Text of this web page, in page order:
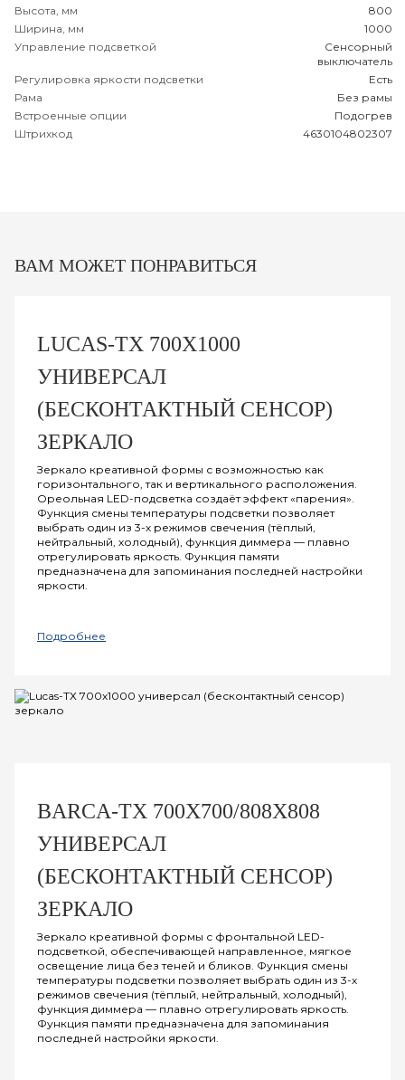
Высота, мм
800
Ширина, мм
1000
Управление подсветкой
Сенсорный
выключатель
Регулировка яркости подсветки
Есть
Рама
Без рамы
Встроенные опции
Подогрев
Штрихкод
4630104802307
ВАМ МОЖЕТ ПОНРАВИТЬСЯ
LUCAS-ТХ 700Х1000
УНИВЕРСАЛ
(БЕСКОНТАКТНЫЙ СЕНСОР)
ЗЕРКАЛО
Зеркало креативной формы с возможностью как
горизонтального, так и вертикального расположения.
Ореольная LED-подсветка создаёт эффект «парения».
Функция смены температуры подсветки позволяет
выбрать один из 3-х режимов свечения (тёплый,
нейтральный, холодный), функция диммера — плавно
отрегулировать яркость. Функция памяти
предназначена для запоминания последней настройки
яркости.
Подробнее
BARCA-ТХ 700Х700/808Х808
УНИВЕРСАЛ
(БЕСКОНТАКТНЫЙ СЕНСОР)
ЗЕРКАЛО
Зеркало креативной формы с фронтальной LED-
подсветкой, обеспечивающей направленное, мягкое
освещение лица без теней и бликов. Функция смены
температуры подсветки позволяет выбрать один из 3-х
режимов свечения (тёплый, нейтральный, холодный),
функция диммера — плавно отрегулировать яркость.
Функция памяти предназначена для запоминания
последней настройки яркости.